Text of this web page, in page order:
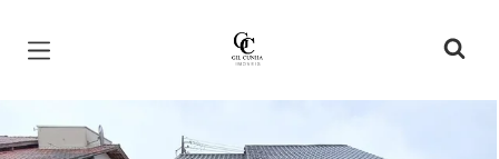
Página inicial